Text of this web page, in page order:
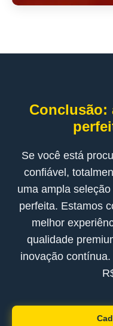
Conclusão:
Se você está
confiável,
uma ampla
perfeita. Estamos
melhor
qualidade
inovação